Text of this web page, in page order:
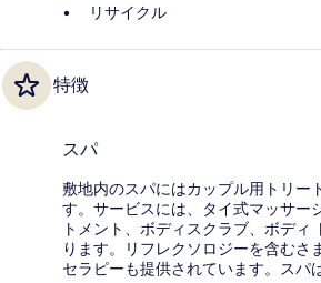
リサイクル
特徴
スパ
敷地内のスパにはカップル用トリー
す。サービスには、タイ式マッサー
トメント、ボディスクラブ、ボディ
ります。リフレクソロジーを含むさ
セラピーも提供されています。スパ